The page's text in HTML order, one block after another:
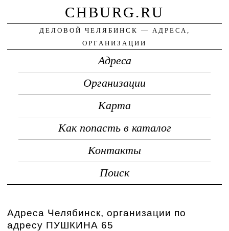
CHBURG.RU
ДЕЛОВОЙ ЧЕЛЯБИНСК — АДРЕСА,
ОРГАНИЗАЦИИ
Адреса
Организации
Карта
Как попасть в каталог
Контакты
Поиск
Адреса Челябинск, организации по
адресу ПУШКИНА 65